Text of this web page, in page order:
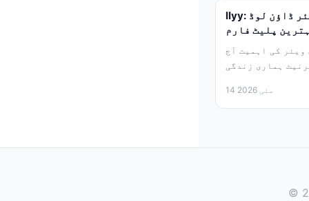
llyy: آفیشل اور محفوظ سافٹ ویئر ڈاؤن لوڈ
پلیٹ فارم
ویئر کی اہمیت آج
ہماری زندگی
14 مئی 2026